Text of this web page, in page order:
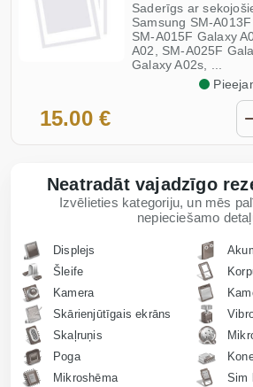
Saderīgs ar
Samsung SM-
SM-A015F Galaxy
A02, SM-A025F
Galaxy A02s, ...
15.00 €
Neatradāt vajadzīgo
Izvēlieties kategoriju, un mēs
nepieciešamo
Displejs
Šleife
Kamera
Skārienjūtīgais ekrāns
Skaļruņis
Poga
Mikroshēma
Sim